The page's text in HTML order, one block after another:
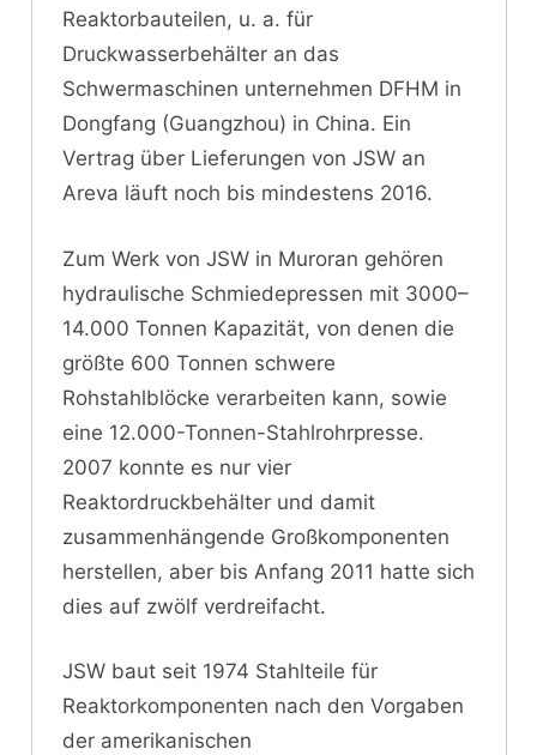
Reaktorbauteilen, u. a. für
Druckwasserbehälter an das
Schwermaschinen unternehmen DFHM in
Dongfang (Guangzhou) in China. Ein
Vertrag über Lieferungen von JSW an
Areva läuft noch bis mindestens 2016.
Zum Werk von JSW in Muroran gehören
hydraulische Schmiedepressen mit 3000–
14.000 Tonnen Kapazität, von denen die
größte 600 Tonnen schwere
Rohstahlblöcke verarbeiten kann, sowie
eine 12.000-Tonnen-Stahlrohrpresse.
2007 konnte es nur vier
Reaktordruckbehälter und damit
zusammenhängende Großkomponenten
herstellen, aber bis Anfang 2011 hatte sich
dies auf zwölf verdreifacht.
JSW baut seit 1974 Stahlteile für
Reaktorkomponenten nach den Vorgaben
der amerikanischen